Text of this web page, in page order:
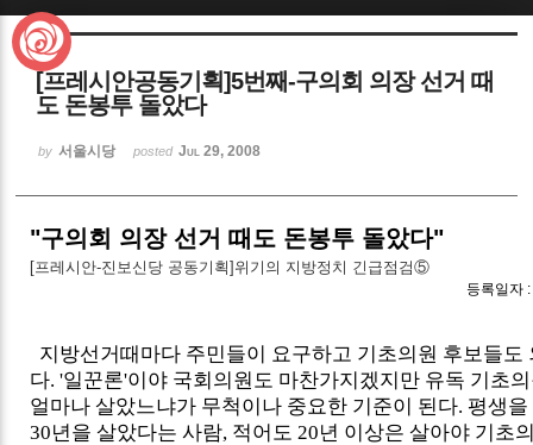
[프레시안공동기획]5번째-구의회 의장 선거 때
도 돈봉투 돌았다
by 서울시당 posted Jul 29, 2008
"구의회 의장 선거 때도 돈봉투 돌았다"
[프레시안-진보신당 공동기획]위기의 지방정치 긴급점검⑤
등록일자
지방선거때마다 주민들이 요구하고 기초의원 후보들도
다. '일꾼론'이야 국회의원도 마찬가지겠지만 유독 기초
얼마나 살았느냐가 무척이나 중요한 기준이 된다. 평생
30년을 살았다는 사람, 적어도 20년 이상은 살아야 기초
Sketchbook5, 스케치북5
Sketchbook5, 스케치북5